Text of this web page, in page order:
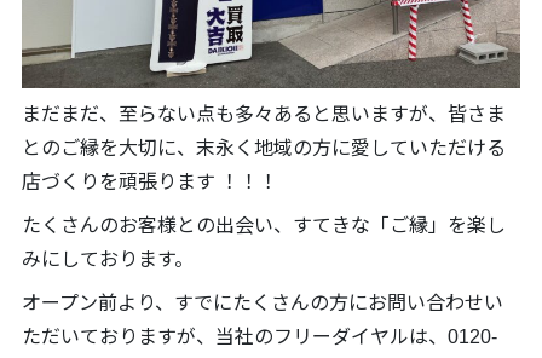
まだまだ、至らない点も多々あると思いますが、皆さま
とのご縁を大切に、末永く地域の方に愛していただける
店づくりを頑張ります ！！！
たくさんのお客様との出会い、すてきな「ご縁」を楽し
みにしております。
オープン前より、すでにたくさんの方にお問い合わせい
ただいておりますが、当社のフリーダイヤルは、0120-